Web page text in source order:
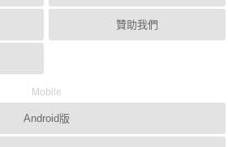
贊助我們
Mobile
Android版